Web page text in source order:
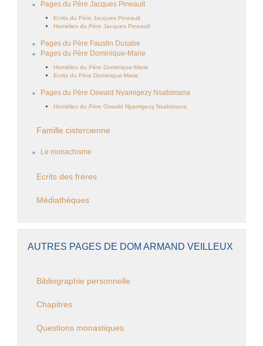
Pages du Père Jacques Pineault
Ecrits du Père Jacques Pineault
Homélies du Père Jacques Pineault
Pages du Père Faustin Dusabe
Pages du Père Dominique-Marie
Homélies du Père Dominique-Marie
Ecrits du Père Dominique-Marie
Pages du Père Oswald Nyamigezy Nsabimana
Homélies du Père Oswald Nyamigezy Nsabimana
Famille cistercienne
Le monachisme
Ecrits des frères
Médiathèques
AUTRES PAGES DE DOM ARMAND VEILLEUX
Bibliographie personnelle
Chapitres
Questions monastiques